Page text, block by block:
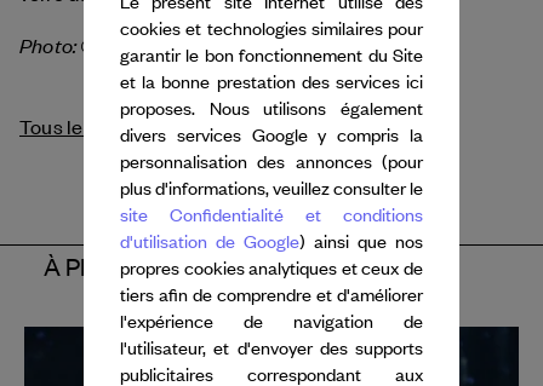
Photo: © Bettina Stöß
Tous les crédits
À PROPOS DES ARTISTES
cookies et technologies similaires pour
garantir le bon fonctionnement du Site
et la bonne prestation des services ici
proposes. Nous utilisons également
divers services Google y compris la
personnalisation des annonces (pour
plus d'informations, veuillez consulter le
site Confidentialité et conditions
d'utilisation de Google) ainsi que nos
propres cookies analytiques et ceux de
tiers afin de comprendre et d'améliorer
l'expérience de navigation de
l'utilisateur, et d'envoyer des supports
publicitaires correspondant aux